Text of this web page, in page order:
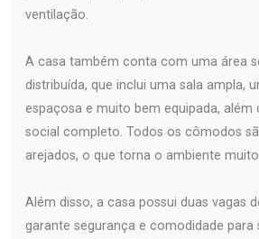
ventilação.
A casa também conta com uma área
distribuída, que inclui uma sala ampla,
espaçosa e muito bem equipada, além
social completo. Todos os cômodos
arejados, o que torna o ambiente
Além disso, a casa possui duas vagas
garante segurança e comodidade para